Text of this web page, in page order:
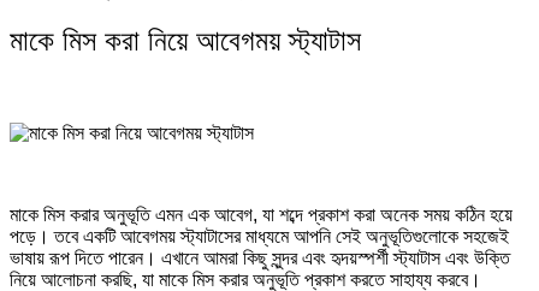
মাকে মিস করা নিয়ে আবেগময় স্ট্যাটাস
মাকে মিস করার অনুভূতি এমন এক আবেগ, যা শব্দে প্রকাশ করা অনেক সময় কঠিন হয়ে
পড়ে। তবে একটি আবেগময় স্ট্যাটাসের মাধ্যমে আপনি সেই অনুভূতিগুলোকে সহজেই
ভাষায় রূপ দিতে পারেন। এখানে আমরা কিছু সুন্দর এবং হৃদয়স্পর্শী স্ট্যাটাস এবং উক্তি
নিয়ে আলোচনা করছি, যা মাকে মিস করার অনুভূতি প্রকাশ করতে সাহায্য করবে।